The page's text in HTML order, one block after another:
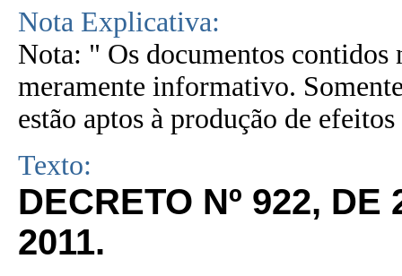
Nota Explicativa:
Nota: " Os documentos contidos
meramente informativo.
estão aptos à produção de
Texto:
DECRETO Nº 922,
2011.